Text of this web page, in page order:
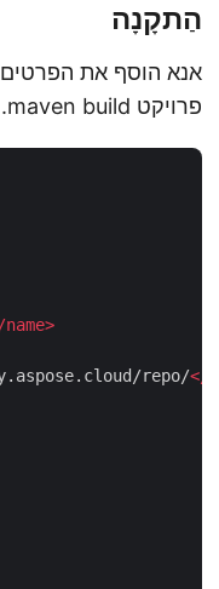
הַתקָנָה
פרויקט maven build.
</name
repo/